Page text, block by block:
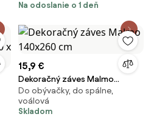
Na odoslanie o 1 deň
15,9 €
Dekoračný záves Malmo
140x260 cm
Do obývačky, do spálne,
voálová
Skladom